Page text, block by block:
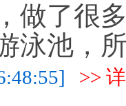
做了很
泳池，
>>